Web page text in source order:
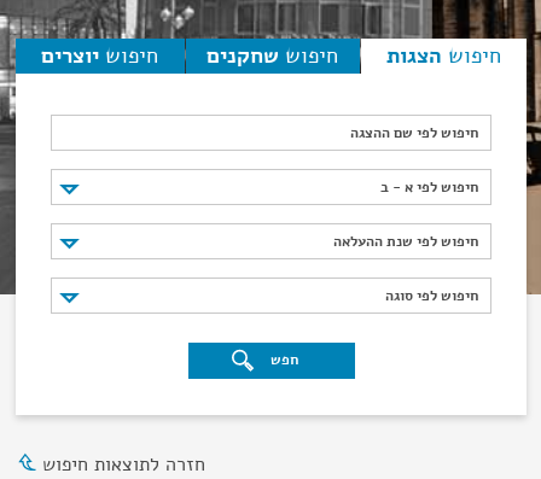
חיפוש הצגות חיפוש שחקנים חיפוש יוצרים
חיפוש לפי שם ההצגה
חיפוש לפי א - ב
חיפוש לפי א - ב
חיפוש לפי שנת ההעלאה
חיפוש לפי שנת ההעלאה
חיפוש לפי סוגה
חיפוש לפי סוגה
חפש
חזרה לתוצאות חיפוש